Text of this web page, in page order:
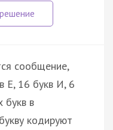
сообщение,
Е, 16 букв И, 6
букв в
кодируют